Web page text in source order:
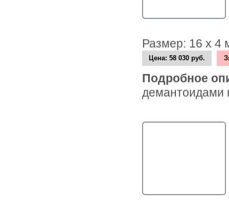
Размер: 16 х 4
Цена:58 030 руб.
Подробное
демантоидами